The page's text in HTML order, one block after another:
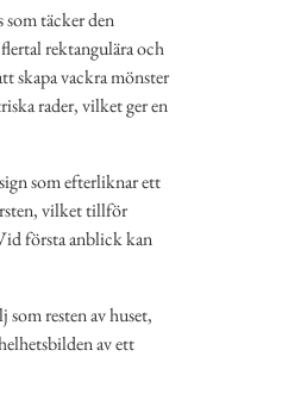
täcker den
rektangulära och
skapa vackra mönster
rader, vilket ger en
som efterliknar ett
vilket tillför
första anblick kan
resten av huset,
av ett